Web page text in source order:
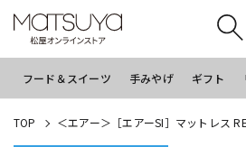
フード＆スイーツ 手みやげ ギフト
TOP ＜エアー＞［エアーSI］マットレス